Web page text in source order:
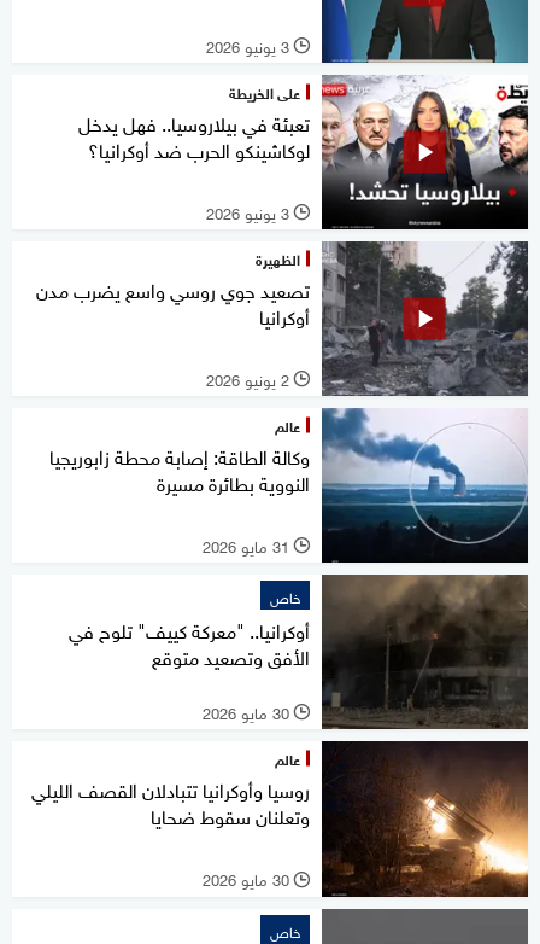
l 3 يونيو 2026
على الخريطة
تعبئة في بيلاروسيا.. فهل يدخل
لوكاشينكو الحرب ضد أوكرانيا؟
l 3 يونيو 2026
الظهيرة
تصعيد جوي روسي واسع يضرب مدن
أوكرانيا
l 2 يونيو 2026
عالم
وكالة الطاقة: إصابة محطة زابوريجيا
النووية بطائرة مسيرة
l 31 مايو 2026
خاص
أوكرانيا.. "معركة كييف" تلوح في
الأفق وتصعيد متوقع
l 30 مايو 2026
عالم
روسيا وأوكرانيا تتبادلان القصف الليلي
وتعلنان سقوط ضحايا
l 30 مايو 2026
خاص